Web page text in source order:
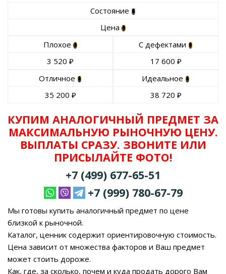
Состояние
Цена
Плохое
3 520 ₽
С дефектами
17 600 ₽
Отличное
35 200 ₽
Идеальное
38 720 ₽
КУПИМ АНАЛОГИЧНЫЙ ПРЕДМЕТ ЗА
МАКСИМАЛЬНУЮ РЫНОЧНУЮ ЦЕНУ.
ВЫПЛАТЫ СРАЗУ. ЗВОНИТЕ ИЛИ
ПРИСЫЛАЙТЕ ФОТО!
+7 (499) 677-65-51
+7 (999) 780-67-79
Мы готовы купить аналогичный предмет по цене
близкой к рыночной.
Каталог, ценник содержит ориентировочную стоимость.
Цена зависит от множества факторов и Ваш предмет
может стоить дороже.
Как, где, за сколько, почем и куда продать дорого Вам